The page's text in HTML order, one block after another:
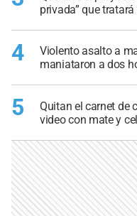
privada” que
4
Violento asalto a
maniataron a dos
5
Quitan el carnet de
video con mate y